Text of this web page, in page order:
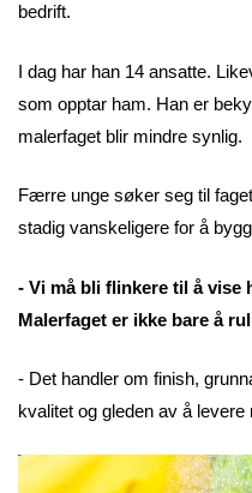
bedrift.
I dag har han 14 ansatte.
som opptar ham. Han er
malerfaget blir mindre synlig.
Færre unge søker seg til
stadig vanskeligere for å
- Vi må bli flinkere til å vise
Malerfaget er ikke bare å
- Det handler om finish,
kvalitet og gleden av å